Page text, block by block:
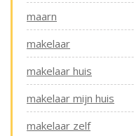
maarn
makelaar
makelaar huis
makelaar mijn huis
makelaar zelf